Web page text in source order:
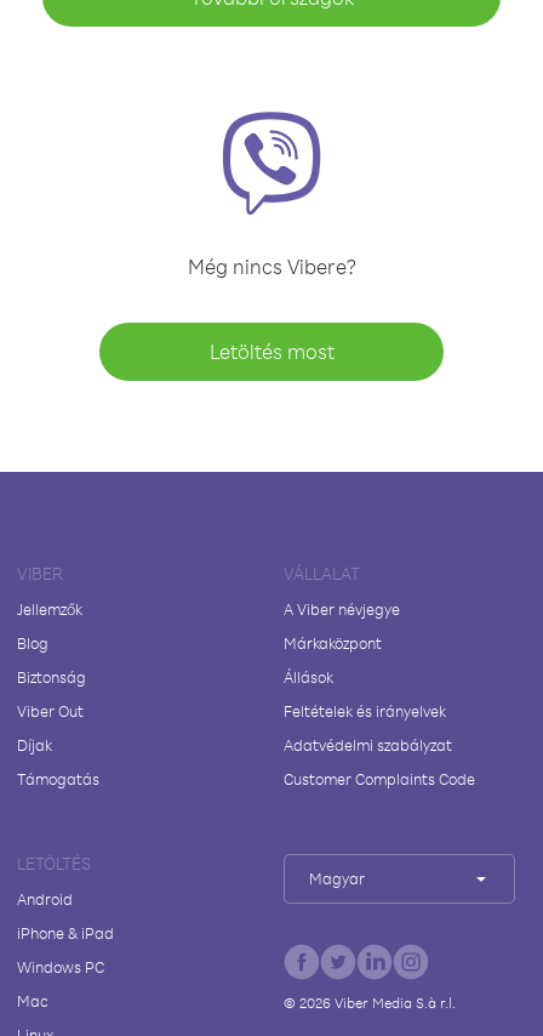
Még nincs Vibere?
Letöltés most
VIBER
Jellemzők
Blog
Biztonság
Viber Out
Díjak
Támogatás
VÁLLALAT
A Viber névjegye
Márkaközpont
Állások
Feltételek és irányelvek
Adatvédelmi szabályzat
Customer Complaints Code
LETÖLTÉS
Android
iPhone & iPad
Windows PC
Mac
Magyar
© 2026Viber Media S.à r.l.